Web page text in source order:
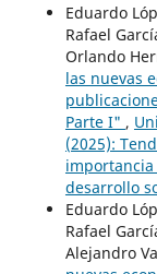
Eduardo
Rafael
Orlando
las nuevas
Parte I" ,
(2025):
desarrollo
Eduardo
Rafael
Alejandro